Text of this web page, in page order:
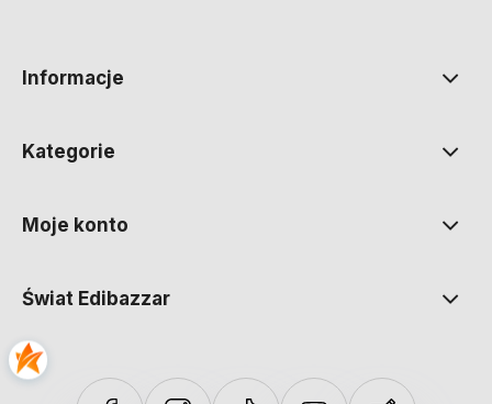
Informacje
Kategorie
Moje konto
Świat Edibazzar